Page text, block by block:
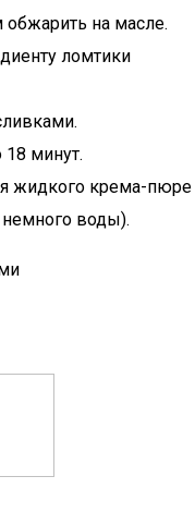
обжарить на масле.
ломтики
минут.
жидкого крема-пюре
воды).